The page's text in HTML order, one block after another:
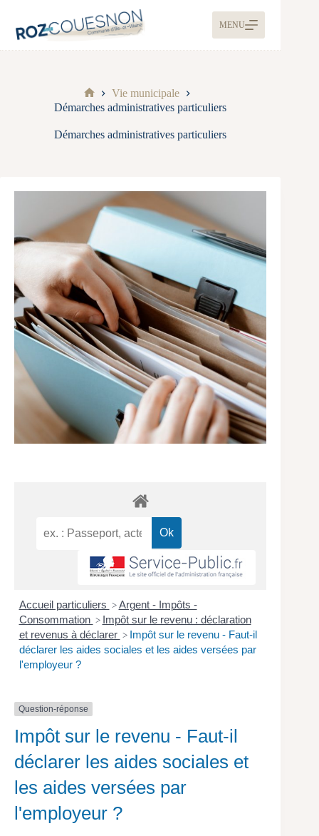
MENU
Vie municipale
Démarches administratives particuliers
Démarches administratives particuliers
Accueil particuliers > Argent - Impôts -
Consommation > Impôt sur le revenu : déclaration
et revenus à déclarer > Impôt sur le revenu - Faut-il
déclarer les aides sociales et les aides versées par
l'employeur ?
Question-réponse
Impôt sur le revenu - Faut-il
déclarer les aides sociales et
les aides versées par
l'employeur ?